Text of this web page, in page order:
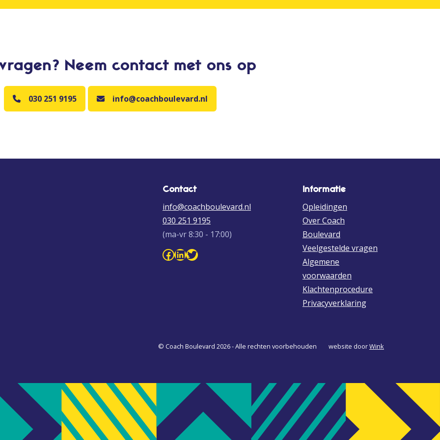
Neem contact met ons op
030 251 9195 info@coachboulevard.nl
Contact
info@coachboulevard.nl
030 251 9195
(ma-vr 8:30 - 17:00)
Facebook Coach Boulevard
LinkedIn Coach Boulevard
Twitter
Informatie
Opleidingen
Over Coach
Boulevard
Veelgestelde vragen
Algemene
voorwaarden
Klachtenprocedure
Privacyverklaring
© Coach Boulevard 2026 - Alle rechten voorbehouden website doorWink